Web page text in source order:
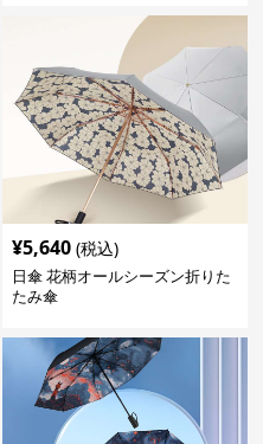
¥5,640 (税込)
日傘 花柄オールシーズン折りた
たみ傘